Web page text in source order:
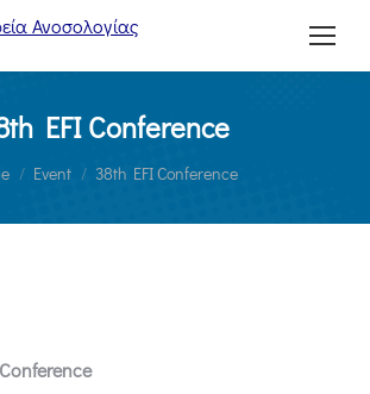
EFI Conference
here:
Event 38th EFI Conference